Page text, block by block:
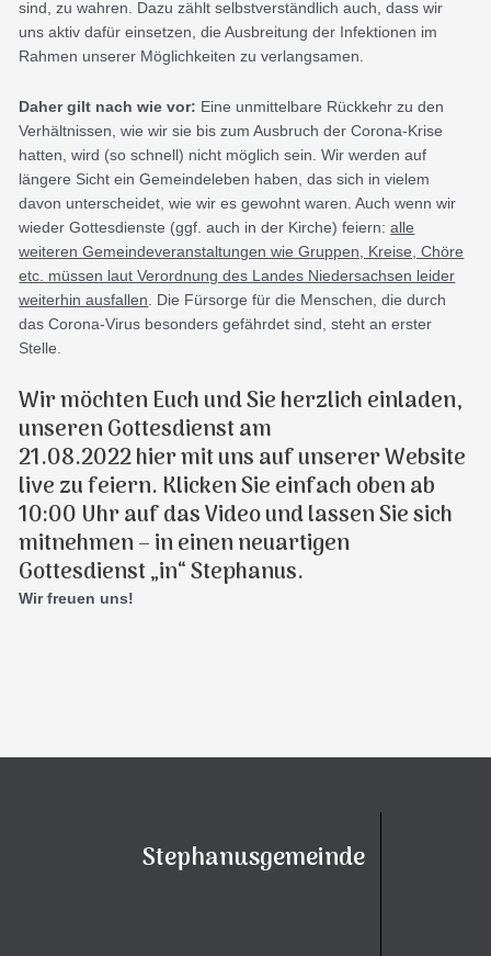
sind, zu wahren. Dazu zählt selbstverständlich auch, dass wir
uns aktiv dafür einsetzen, die Ausbreitung der Infektionen im
Rahmen unserer Möglichkeiten zu verlangsamen.
Daher gilt nach wie vor: Eine unmittelbare Rückkehr zu den
Verhältnissen, wie wir sie bis zum Ausbruch der Corona-Krise
hatten, wird (so schnell) nicht möglich sein. Wir werden auf
längere Sicht ein Gemeindeleben haben, das sich in vielem
davon unterscheidet, wie wir es gewohnt waren. Auch wenn wir
wieder Gottesdienste (ggf. auch in der Kirche) feiern:alle
weiteren Gemeindeveranstaltungen wie Gruppen, Kreise, Chöre
etc. müssen laut Verordnung des Landes Niedersachsen leider
weiterhin ausfallen . Die Fürsorge für die Menschen, die durch
das Corona-Virus besonders gefährdet sind, steht an erster
Stelle.
Wir möchten Euch und Sie herzlich einladen,
unseren Gottesdienst am
21.08.2022 hier mit uns auf unserer Website
live zu feiern. Klicken Sie einfach oben ab
10:00 Uhr auf das Video und lassen Sie sich
mitnehmen – in einen neuartigen
Gottesdienst „in“ Stephanus.
Wir freuen uns!
Stephanusgemeinde